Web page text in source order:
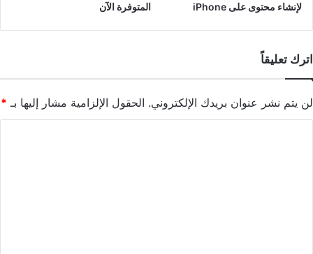
لإنشاء محتوى على iPhone
المتوفرة الآن
اترك تعليقاً
لن يتم نشر عنوان بريدك الإلكتروني. الحقول الإلزامية مشار إليها بـ *